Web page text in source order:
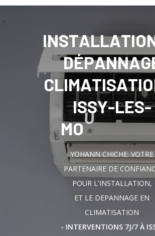
INSTALLATIO
DÉPANNAG
CLIMATISATIO
ISSY-LES-
MOULIN EAU
YOHANN CHICHE: VOTRE
PARTENAIRE DE
POUR L'INSTALLATION,
ET LE DEPANNAGE EN
CLIMATISATION
- INTERVENTIONS 7J/7 À